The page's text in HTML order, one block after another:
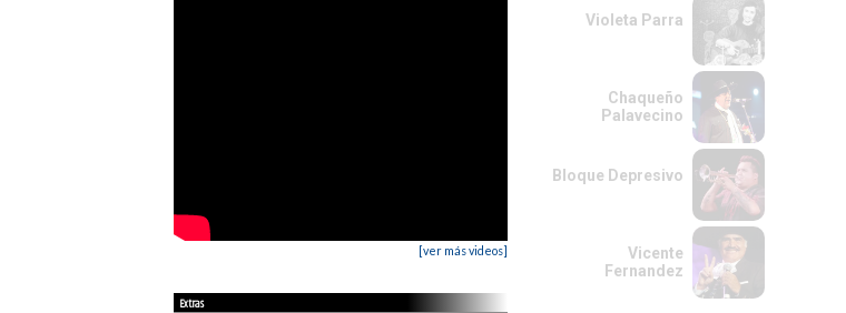
[ver más videos]
Extras
Violeta Parra
Chaqueño
Palavecino
Bloque Depresivo
Vicente
Fernandez